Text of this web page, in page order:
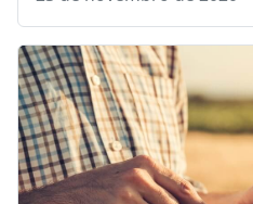
23 de novembro de 2020